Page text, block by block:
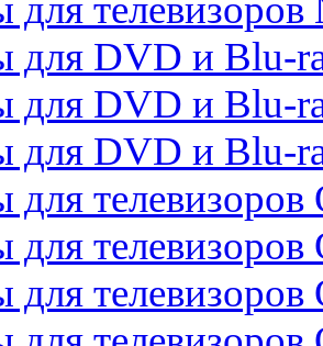
для телевизоров
для DVD и Blu-
для DVD и Blu-
для DVD и Blu-
для телевизоров
для телевизоров
для телевизоров